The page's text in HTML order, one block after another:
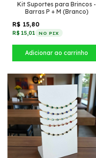
Kit Suportes para Brincos -
Barras P + M (Branco)
R$ 15,80
R$ 15,01 NO PIX